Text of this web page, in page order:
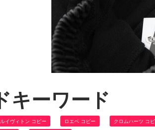
キーワード
ルイヴィトン コピー ロエベ コピー クロムハーツ コ